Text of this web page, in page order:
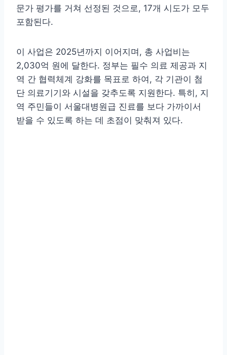
문가 평가를 거쳐 선정된 것으로, 17개 시도가 모두
포함된다.
이 사업은 2025년까지 이어지며, 총 사업비는
2,030억 원에 달한다. 정부는 필수 의료 제공과 지
역 간 협력체계 강화를 목표로 하여, 각 기관이 첨
단 의료기기와 시설을 갖추도록 지원한다. 특히, 지
역 주민들이 서울대병원급 진료를 보다 가까이서
받을 수 있도록 하는 데 초점이 맞춰져 있다.